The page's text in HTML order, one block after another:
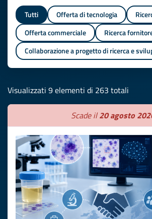
Tutti Offerta di tecnologia
Offerta commerciale
Ricerca
Collaborazione a progetto di ricerca e
Visualizzati 9 elementi di 263 totali
Scade il20 agosto